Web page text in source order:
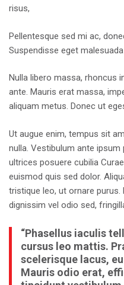
risus,
Pellentesque sed mi ac,
Suspendisse eget
Nulla libero massa, rhoncus
ante. Mauris erat massa,
aliquam metus. Donec ut
Ut augue enim, tempus sit
nulla. Vestibulum ante
ultrices posuere cubilia
euismod quis sed dolor.
tristique leo, ut ornare purus.
dignissim vel odio sed,
“Phasellus iaculis
cursus leo mattis.
scelerisque lacus,
Mauris odio erat,